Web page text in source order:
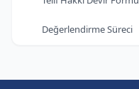
Değerlendirme Süreci